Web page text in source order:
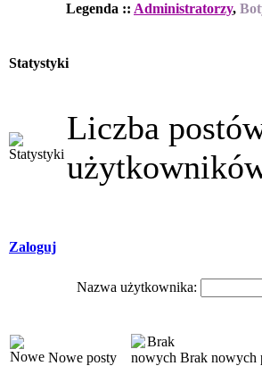
Legenda :: Administratorzy,
Statystyki
Liczba
Zaloguj
Nazwa użytkownika:
Nowe posty Brak nowych